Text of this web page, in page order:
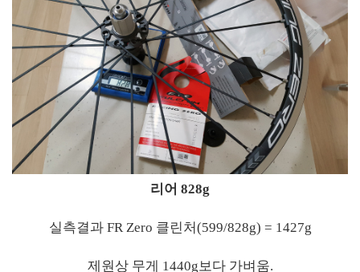
리어 828g
실측결과 FR Zero 클린처(599/828g) = 1427g
제원상 무게 1440g보다 가벼움.